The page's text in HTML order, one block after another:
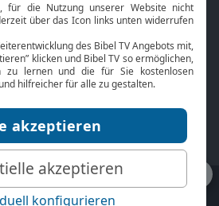
Service
Kontakt
TV-Empfang
Impressum
Datenschutz
Fakten Bibel TV App